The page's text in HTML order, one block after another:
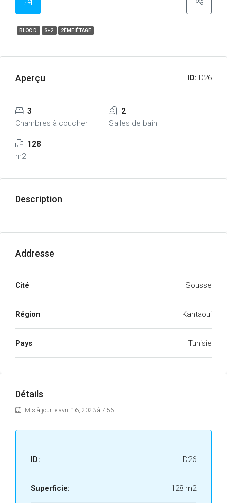
BLOC D S+2 2ÈME ÉTAGE
Aperçu ID: D26
3
Chambres à coucher
2
Salles de bain
128
m2
Description
Addresse
Cité Sousse
Région Kantaoui
Pays Tunisie
Détails
Mis à jour le avril 16, 2023 à 7:56
ID: D26
Superficie: 128 m2